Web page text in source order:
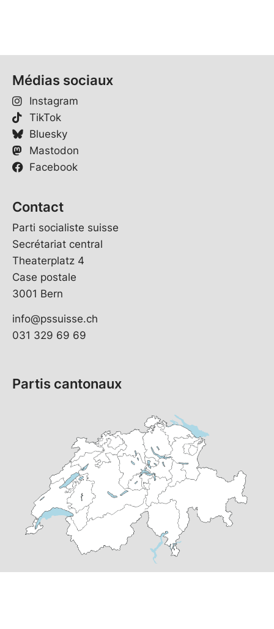
Médias sociaux
Instagram
TikTok
Bluesky
Mastodon
Facebook
Contact
Parti socialiste suisse
Secrétariat central
Theaterplatz 4
Case postale
3001 Bern
info@pssuisse.ch
031 329 69 69
Partis cantonaux